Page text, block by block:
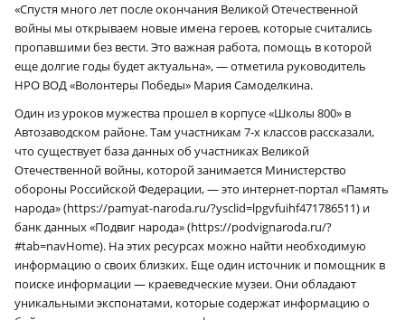
«Спустя много лет после окончания Великой Отечественной
войны мы открываем новые имена героев, которые считались
пропавшими без вести. Это важная работа, помощь в которой
еще долгие годы будет актуальна», — отметила руководитель
НРО ВОД «Волонтеры Победы» Мария Самоделкина.
Один из уроков мужества прошел в корпусе «Школы 800» в
Автозаводском районе. Там участникам 7‑х классов рассказали,
что существует база данных об участниках Великой
Отечественной войны, которой занимается Министерство
обороны Российской Федерации, — это интернет-портал «Память
народа» (https://pamyat-naroda.ru/?ysclid=lpgvfuihf471786511) и
банк данных «Подвиг народа» (https://podvignaroda.ru/?
#tab=navHome). На этих ресурсах можно найти необходимую
информацию о своих близких. Еще один источник и помощник в
поиске информации — краеведческие музеи. Они обладают
уникальными экспонатами, которые содержат информацию о